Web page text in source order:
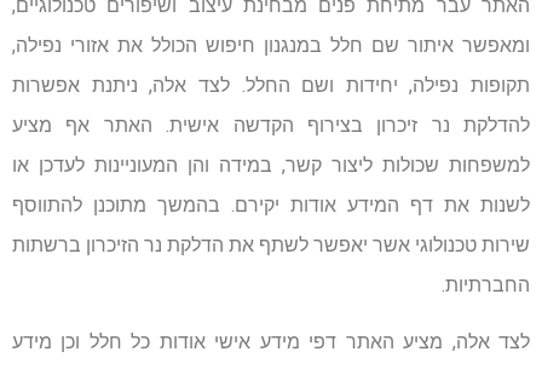
האתר עבר מתיחת פנים מבחינת עיצוב ושיפורים טכנולוגיים,
ומאפשר איתור שם חלל במנגנון חיפוש הכולל את אזורי נפילה,
תקופות נפילה, יחידות ושם החלל. לצד אלה, ניתנת אפשרות
להדלקת נר זיכרון בצירוף הקדשה אישית. האתר אף מציע
למשפחות שכולות ליצור קשר, במידה והן המעוניינות לעדכן או
לשנות את דף המידע אודות יקירם. בהמשך מתוכנן להתווסף
שירות טכנולוגי אשר יאפשר לשתף את הדלקת נר הזיכרון ברשתות
החברתיות.
לצד אלה, מציע האתר דפי מידע אישי אודות כל חלל וכן מידע